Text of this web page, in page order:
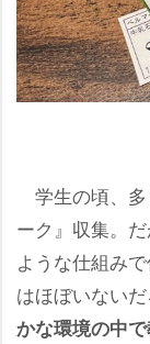
学生の頃、多
ーク』収集。
ような仕組み
はほぼいないだ
かな環境の中で